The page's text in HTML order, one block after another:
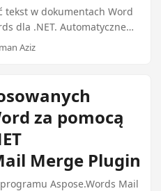
tekst w dokumentach Word
dla .NET. Automatyczne
oparte na regex i
nagłówka / śladu.
Aziz
za pomocą
Merge Plugin
Aspose.Words Mail